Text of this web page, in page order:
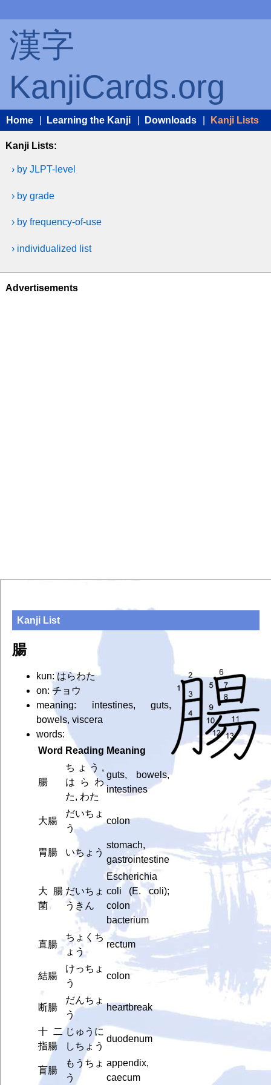
漢字
KanjiCards.org
Home Learning the Kanji Downloads Kanji Lists
Kanji Lists:
› by JLPT-level
› by grade
› by frequency-of-use
› individualized list
Advertisements
Kanji List
腸
kun: はらわた
on: チョウ
meaning: intestines, guts,
bowels, viscera
words:
Word Reading Meaning
腸
ちょう,
はらわ
た, わた
guts, bowels,
intestines
大腸
だいちょ
う
colon
胃腸 いちょう
stomach,
gastrointestine
大腸
菌
だいちょ
うきん
Escherichia
coli (E. coli);
colon
bacterium
直腸
ちょくち
ょう
rectum
結腸
けっちょ
う
colon
断腸
だんちょ
う
heartbreak
十二
指腸
じゅうに
しちょう
duodenum
盲腸
もうちょ
う
appendix,
caecum